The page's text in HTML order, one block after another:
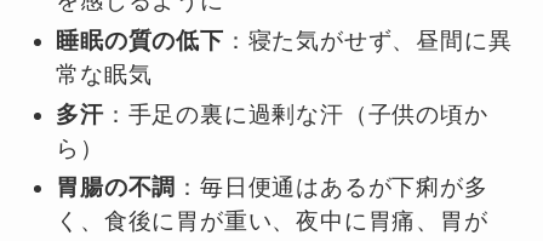
睡眠の質の低下 ：寝た気がせず、昼間に異
常な眠気
多汗：手足の裏に過剰な汗（子供の頃か
ら）
胃腸の不調 ：毎日便通はあるが下痢が多
く、食後に胃が重い、夜中に胃痛、胃が